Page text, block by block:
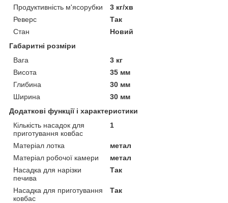
Продуктивність м'ясорубки
3 кг/хв
Реверс
Так
Стан
Новий
Габаритні розміри
Вага
3 кг
Висота
35 мм
Глибина
30 мм
Ширина
30 мм
Додаткові функції і характеристики
Кількість насадок для
приготування ковбас
1
Матеріал лотка
метал
Матеріал робочої камери
метал
Насадка для нарізки
печива
Так
Насадка для приготування
ковбас
Так